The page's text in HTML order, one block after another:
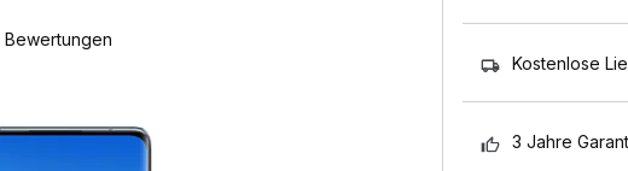
Bewertungen
Kostenlose
3 Jahre